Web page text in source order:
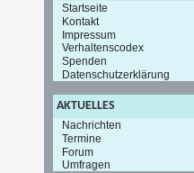
Startseite
Kontakt
Impressum
Verhaltenscodex
Spenden
Datenschutzerklärung
AKTUELLES
Nachrichten
Termine
Forum
Umfragen